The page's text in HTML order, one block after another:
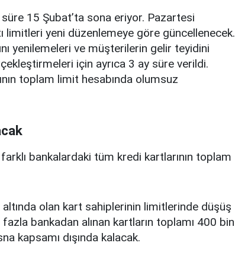
süre 15 Şubat’ta sona eriyor. Pazartesi
limitleri yeni düzenlemeye göre güncellenecek.
yenilemeleri ve müşterilerin gelir teyidini
için ayrıca 3 ay süre verildi.
toplam limit hesabında olumsuz
bankalardaki tüm kredi kartlarının toplam
olan kart sahiplerinin limitlerinde düşüş
bankadan alınan kartların toplamı 400 bin
kapsamı dışında kalacak.